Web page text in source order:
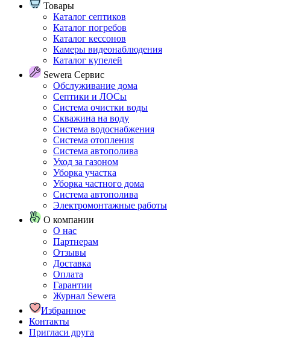
Товары
Каталог септиков
Каталог погребов
Каталог кессонов
Камеры видеонаблюдения
Каталог купелей
Sewera Сервис
Обслуживание дома
Септики и ЛОСы
Система очистки воды
Скважина на воду
Система водоснабжения
Система отопления
Система автополива
Уход за газоном
Уборка участка
Уборка частного дома
Система автополива
Электромонтажные работы
О компании
О нас
Партнерам
Отзывы
Доставка
Оплата
Гарантии
Журнал Sewera
Избранное
Контакты
Пригласи друга